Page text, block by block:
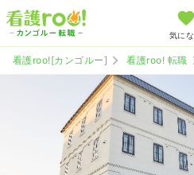
気に
看護roo![カンゴルー] 看護roo! 転職